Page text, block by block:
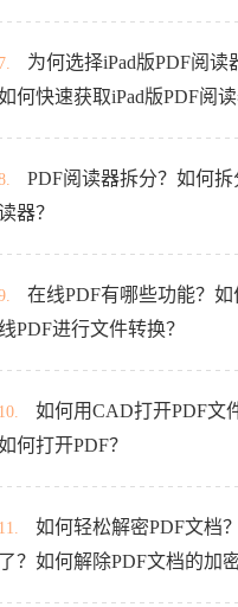
7.
为何选择iPad版PDF阅读
何快速获取iPad版PDF阅读
PDF阅读器拆分？如何拆
器？
在线PDF有哪些功能？如
PDF进行文件转换？
10.
如何用CAD打开PDF文
何打开PDF？
11.
如何轻松解密PDF文档
了？如何解除PDF文档的加密